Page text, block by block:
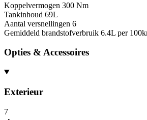
Koppelvermogen 300 Nm
Tankinhoud 69L
Aantal versnellingen 6
Gemiddeld brandstofverbruik 6.4L per
Opties & Accessoires
Exterieur
7